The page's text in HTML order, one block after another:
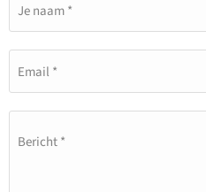
Je naam *
Email *
Bericht *